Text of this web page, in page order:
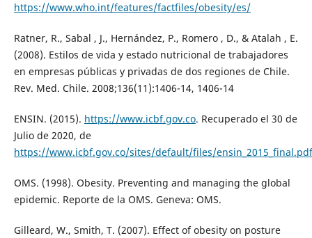
https://www.who.int/features/factfiles/obesity/es/
Ratner, R., Sabal , J., Hernández, P., Romero , D., & Atalah , E.
(2008). Estilos de vida y estado nutricional de trabajadores
en empresas públicas y privadas de dos regiones de Chile.
Rev. Med. Chile. 2008;136(11):1406-14, 1406-14
ENSIN. (2015). https://www.icbf.gov.co. Recuperado el 30 de
Julio de 2020, de
https://www.icbf.gov.co/sites/default/files/ensin_2015_final.pdf
OMS. (1998). Obesity. Preventing and managing the global
epidemic. Reporte de la OMS. Geneva: OMS.
Gilleard, W., Smith, T. (2007). Effect of obesity on posture